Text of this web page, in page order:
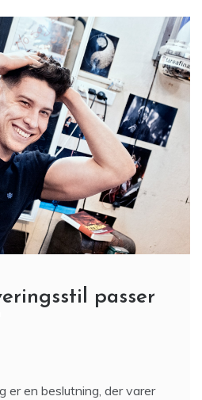
passer
en beslutning, der varer